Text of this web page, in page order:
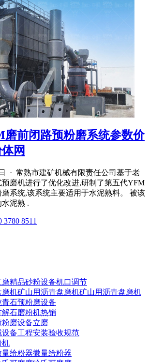
磨前闭路预粉磨系统参数价
网
· 常熟市建矿机械有限责任公司基于老
磨机进行了优化改进,研制了第五代YFM
系统,该系统主要适用于水泥熟料。 被该
泥熟 .
8511
精品砂粉设备机口调节
机矿山用沥青盘磨机矿山用沥青盘磨机
青石预粉磨设备
石磨粉机热销
粉磨设备立磨
备工程安装验收规范
机
给粉器微量给粉器